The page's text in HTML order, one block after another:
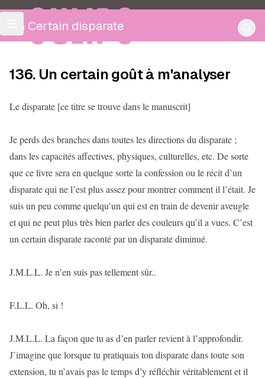
OULIPO
Un Certain disparate
136. Un certain goût à m'analyser
Le disparate [ce titre se trouve dans le manuscrit]
Je perds des branches dans toutes les directions du disparate ;
dans les capacités affectives, physiques, culturelles, etc. De sorte
que ce livre sera en quelque sorte la confession ou le récit d’un
disparate qui ne l’est plus assez pour montrer comment il l’était. Je
suis un peu comme quelqu’un qui est en train de devenir aveugle
et qui ne peut plus très bien parler des couleurs qu’il a vues. C’est
un certain disparate raconté par un disparate diminué.
J.M.L.L. Je n’en suis pas tellement sûr..
F.L.L. Oh, si !
J.M.L.L. La façon que tu as d’en parler revient à l’approfondir.
J’imagine que lorsque tu pratiquais ton disparate dans toute son
extension, tu n’avais pas le temps d’y réfléchir véritablement et il